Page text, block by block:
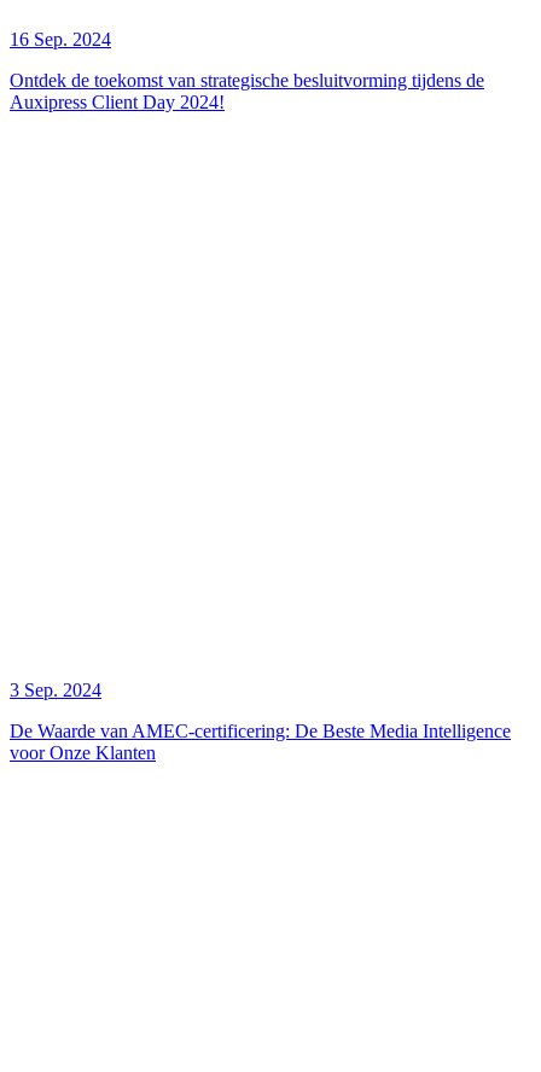
16 Sep. 2024
Ontdek de toekomst van strategische besluitvorming tijdens de
Auxipress Client Day 2024!
3 Sep. 2024
De Waarde van AMEC-certificering: De Beste Media Intelligence
voor Onze Klanten